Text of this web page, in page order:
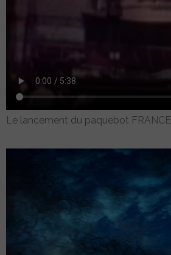
Le lancement du paquebot FRANCE